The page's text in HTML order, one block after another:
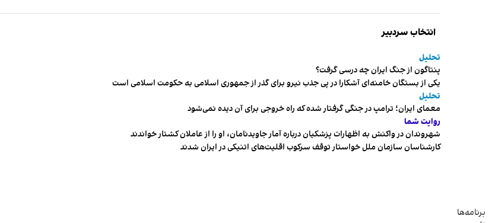
انتخاب سردبیر
تحلیل
پنتاگون از جنگ ایران چه درسی گرفت؟
یکی از بستگان خامنه‌ای آشکارا در پی جذب نیرو برای گذر از جمهوری اسلامی به حکومت اسلامی است
تحلیل
معمای ایران؛ ترامپ در جنگی گرفتار شده که راه خروجی برای آن دیده نمی‌شود
روایت شما
شهروندان در واکنش به اظهارات پزشکیان درباره آمار جاویدنامان، او را از عاملان کشتار خواندند
کارشناسان سازمان ملل خواستار توقف سرکوب اقلیت‌های اتنیکی در ایران شدند
برنامه‌ها